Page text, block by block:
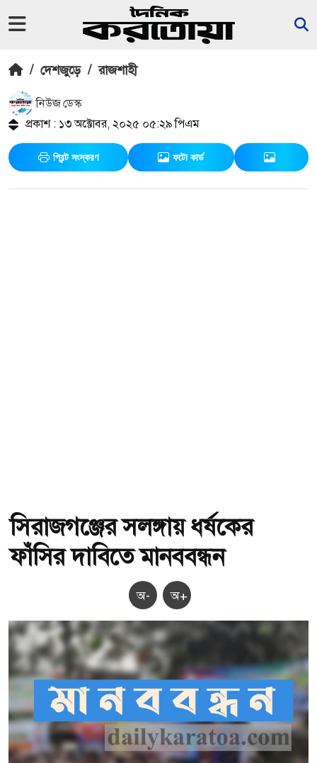
/ দেশজুড়ে / রাজশাহী
নিউজ ডেস্ক
প্রকাশ : ১৩ অক্টোবর, ২০২৫ ০৫:২৯ পিএম
প্রিন্ট সংস্করণ ফটো কার্ড
সিরাজগঞ্জের সলঙ্গায় ধর্ষকের
ফাঁসির দাবিতে মানববন্ধন
অ- অ+